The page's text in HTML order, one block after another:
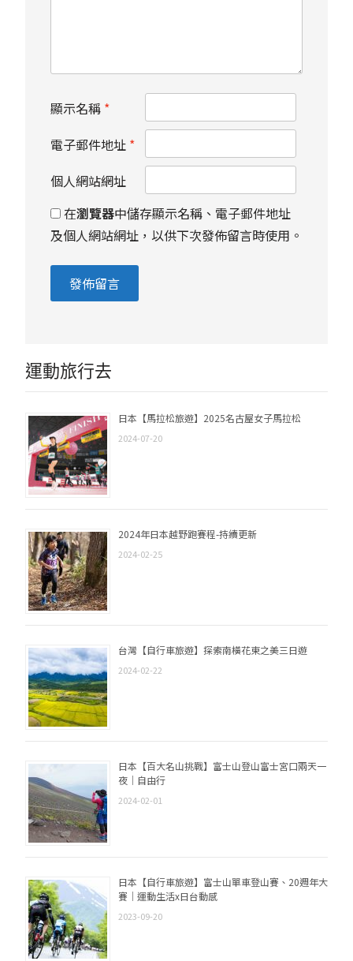
顯示名稱 *
電子郵件地址 *
個人網站網址
在瀏覽器中儲存顯示名稱、電子郵件地址
及個人網站網址，以供下次發佈留言時使用。
運動旅行去
日本【馬拉松旅遊】2025名古屋女子馬拉松
2024-07-20
2024年日本越野跑賽程-持續更新
2024-02-25
台灣【自行車旅遊】探索南橫花東之美三日遊
2024-02-22
日本【百大名山挑戰】富士山登山富士宮口兩天一
夜｜自由行
2024-02-01
日本【自行車旅遊】富士山單車登山賽、20週年大
賽｜運動生活x日台動感
2023-09-20